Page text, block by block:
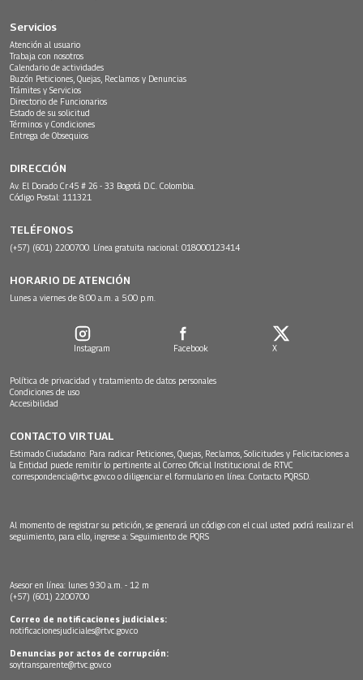
Servicios
Atención al usuario
Trabaja con nosotros
Calendario de actividades
Buzón Peticiones, Quejas, Reclamos y Denuncias
Trámites y Servicios
Directorio de Funcionarios
Estado de su solicitud
Términos y Condiciones
Entrega de Obsequios
DIRECCIÓN
Av. El Dorado Cr.45 # 26 - 33 Bogotá D.C. Colombia.
Código Postal: 111321
TELÉFONOS
(+57) (601) 2200700. Línea gratuita nacional: 018000123414
HORARIO DE ATENCIÓN
Lunes a viernes de 8:00 a.m. a 5:00 p.m.
Instagram Facebook X
Política de privacidad y tratamiento de datos personales
Condiciones de uso
Accesibilidad
CONTACTO VIRTUAL
Estimado Ciudadano: Para radicar Peticiones, Quejas, Reclamos, Solicitudes y Felicitaciones a
la Entidad puede remitir lo pertinente al Correo Oficial Institucional de RTVC
correspondencia@rtvc.gov.co o diligenciar el formulario en línea: Contacto PQRSD.
Al momento de registrar su petición, se generará un código con el cual usted podrá realizar el
seguimiento, para ello, ingrese a: Seguimiento de PQRS
Asesor en línea: lunes 9:30 a.m. - 12 m
(+57) (601) 2200700
Correo de notificaciones judiciales:
notificacionesjudiciales@rtvc.gov.co
Denuncias por actos de corrupción:
soytransparente@rtvc.gov.co